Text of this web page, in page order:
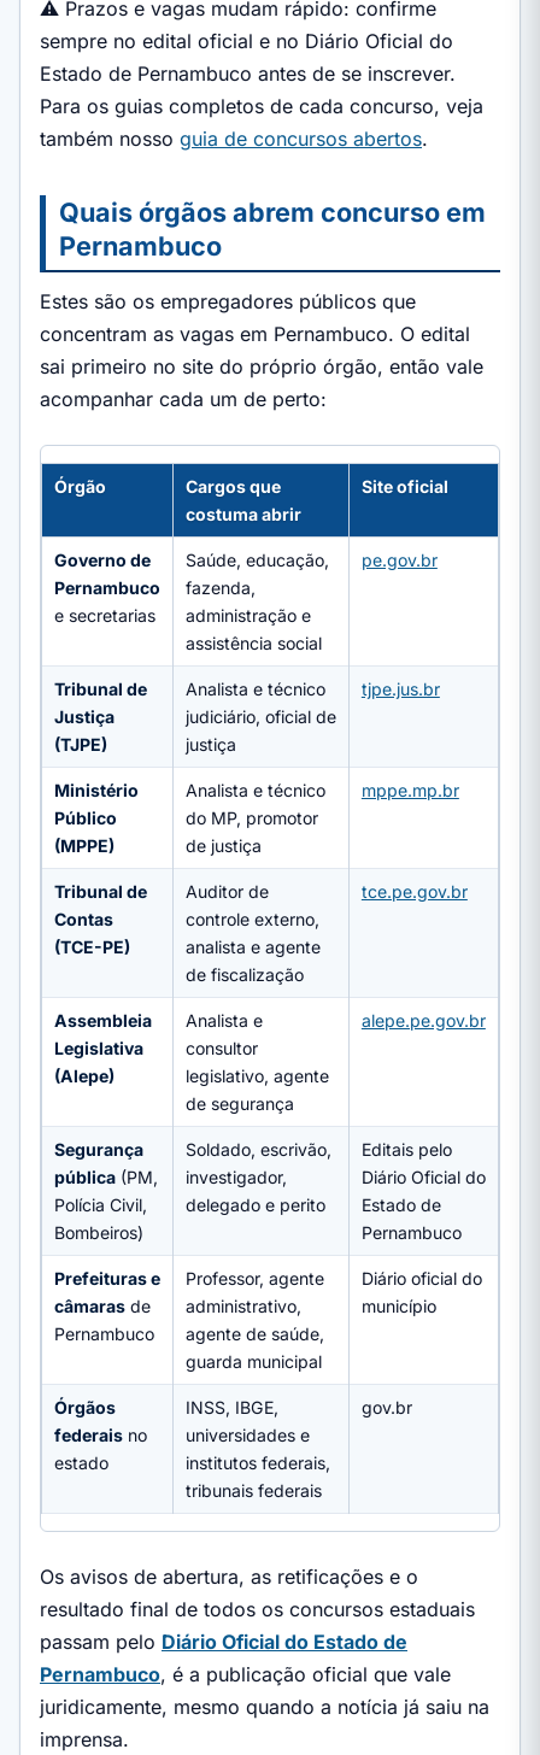
⚠️ Prazos e vagas mudam rápido: confirme
sempre no edital oficial e no Diário Oficial do
Estado de Pernambuco antes de se inscrever.
Para os guias completos de cada concurso, veja
também nosso guia de concursos abertos.
Quais órgãos abrem concurso em
Pernambuco
Estes são os empregadores públicos que
concentram as vagas em Pernambuco. O edital
sai primeiro no site do próprio órgão, então vale
acompanhar cada um de perto:
Órgão
Cargos que
costuma abrir
Site oficial
Governo de
Pernambuco
e secretarias
Saúde, educação,
fazenda,
administração e
assistência social
pe.gov.br
Tribunal de
Justiça
(TJPE)
Analista e técnico
judiciário, oficial de
justiça
tjpe.jus.br
Ministério
Público
(MPPE)
Analista e técnico
do MP, promotor
de justiça
mppe.mp.br
Tribunal de
Contas
(TCE-PE)
Auditor de
controle externo,
analista e agente
de fiscalização
tce.pe.gov.br
Assembleia
Legislativa
(Alepe)
Analista e
consultor
legislativo, agente
de segurança
alepe.pe.gov.br
Segurança
pública(PM,
Polícia Civil,
Bombeiros)
Soldado, escrivão,
investigador,
delegado e perito
Editais pelo
Diário Oficial do
Estado de
Pernambuco
Prefeituras e
câmarasde
Pernambuco
Professor, agente
administrativo,
agente de saúde,
guarda municipal
Diário oficial do
município
Órgãos
federaisno
estado
INSS, IBGE,
universidades e
institutos federais,
tribunais federais
gov.br
Os avisos de abertura, as retificações e o
resultado final de todos os concursos estaduais
passam pelo Diário Oficial do Estado de
Pernambuco, é a publicação oficial que vale
juridicamente, mesmo quando a notícia já saiu na
imprensa.